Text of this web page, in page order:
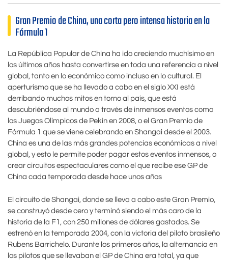
Gran Premio de China, una corta pero intensa historia en la
Fórmula 1
La República Popular de China ha ido creciendo muchísimo en
los últimos años hasta convertirse en toda una referencia a nivel
global, tanto en lo económico como incluso en lo cultural. El
aperturismo que se ha llevado a cabo en el siglo XXI está
derribando muchos mitos en torno al país, que está
descubriéndose al mundo a través de inmensos eventos como
los Juegos Olímpicos de Pekin en 2008, o el Gran Premio de
Fórmula 1 que se viene celebrando en Shangai desde el 2003.
China es una de las más grandes potencias económicas a nivel
global, y esto le permite poder pagar estos eventos inmensos, o
crear circuitos espectaculares como el que recibe ese GP de
China cada temporada desde hace unos años
El circuito de Shangai, donde se lleva a cabo este Gran Premio,
se construyó desde cero y terminó siendo el más caro de la
historia de la F1, con 250 millones de dólares gastados. Se
estrenó en la temporada 2004, con la victoria del piloto brasileño
Rubens Barrichelo. Durante los primeros años, la alternancia en
los pilotos que se llevaban el GP de China era total, ya que